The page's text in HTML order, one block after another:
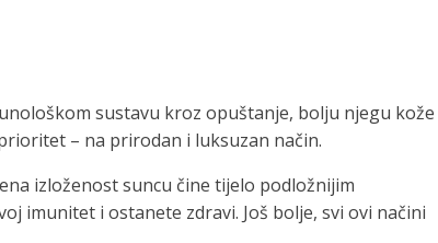
sustavu kroz opuštanje, bolju njegu kože
– na prirodan i luksuzan način.
izloženost suncu čine tijelo podložnijim
imunitet i ostanete zdravi. Još bolje, svi ovi načini